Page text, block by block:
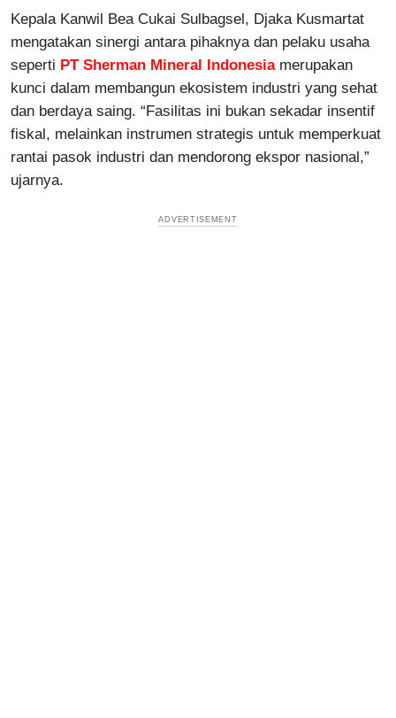
Kepala Kanwil Bea Cukai Sulbagsel, Djaka Kusmartat
mengatakan sinergi antara pihaknya dan pelaku usaha
seperti PT Sherman Mineral Indonesia merupakan
kunci dalam membangun ekosistem industri yang sehat
dan berdaya saing. “Fasilitas ini bukan sekadar insentif
fiskal, melainkan instrumen strategis untuk memperkuat
rantai pasok industri dan mendorong ekspor nasional,”
ujarnya.